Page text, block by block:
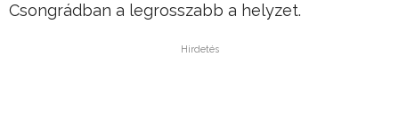
Csongrádban a legrosszabb a helyzet.
Hirdetés